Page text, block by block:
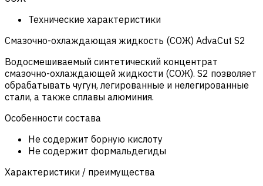
Технические характеристики
Смазочно-охлаждающая жидкость (СОЖ) AdvaСut S2
Водосмешиваемый синтетический концентрат
смазочно-охлаждающей жидкости (СОЖ). S2 позволяет
обрабатывать чугун, легированные и нелегированные
стали, а также сплавы алюминия.
Особенности состава
Не содержит борную кислоту
Не содержит формальдегиды
Характеристики / преимущества